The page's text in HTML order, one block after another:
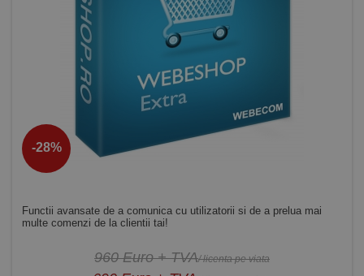
-28%
Functii avansate de a comunica cu utilizatorii si de a prelua mai
multe comenzi de la clientii tai!
960 Euro + TVA/ licenta pe viata